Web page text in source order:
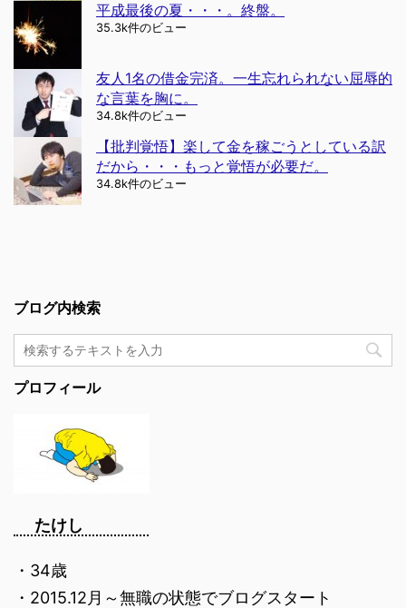
平成最後の夏・・・。終盤。
35.3k件のビュー
友人1名の借金完済。一生忘れられない屈辱的
な言葉を胸に。
34.8k件のビュー
【批判覚悟】楽して金を稼ごうとしている訳
だから・・・もっと覚悟が必要だ。
34.8k件のビュー
ブログ内検索
プロフィール
たけし
・34歳
・2015.12月～無職の状態でブログスタート